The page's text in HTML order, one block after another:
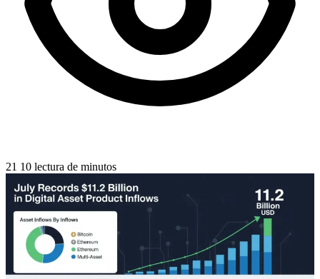
21 10 lectura de minutos